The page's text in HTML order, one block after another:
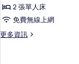
的
詳
情
床
房
(West
2 張單人床
免費無線上網
更多資訊
更